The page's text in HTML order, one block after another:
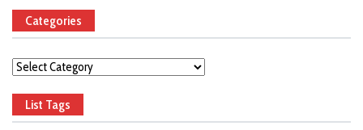
Categories
Categories
List Tags